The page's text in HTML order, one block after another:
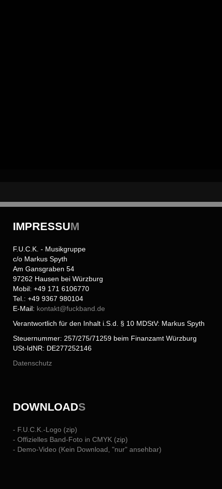
IMPRESSUM
F.U.C.K. - Musikgruppe
c/o Markus Spyth
Am Gansgraben 54
97262 Hausen bei Würzburg
Mobil: +49 171 6106770
Tel.: +49 9367 980104
E-Mail: kontakt@fuckband.de
Verantwortlich für den Inhalt i.S.d. § 10 MDStV: Markus Spyth
Steuernummer: 257/275/71259 beim Finanzamt Würzburg
USt-IdNR: DE277252146
Datenschutz
DOWNLOADS
- F.U.C.K.-Logo (zip)
- Offizielles Band-Foto in CMYK (zip)
- Demo-Video (Kein Download, "nur" ansehbar)